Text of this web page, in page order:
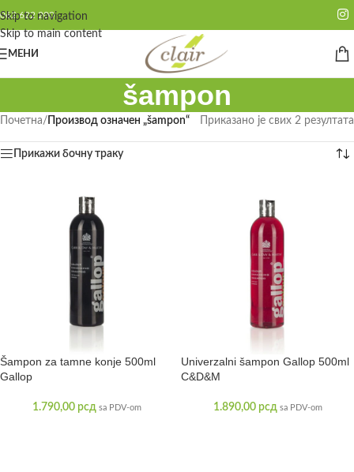
Skip to navigation
Skip to main content
062 622 200
МЕНИ
šampon
Почетна/ Производ oзначен „šampon“ Приказано је свих 2 резултата
Прикажи бочну траку
Šampon za tamne konje 500ml
Gallop
1.790,00 рсд sa PDV-om
Univerzalni šampon Gallop 500ml
C&D&M
1.890,00 рсд sa PDV-om